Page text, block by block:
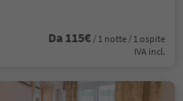
Da 115€ / 1 notte / 1 ospite
IVA incl.